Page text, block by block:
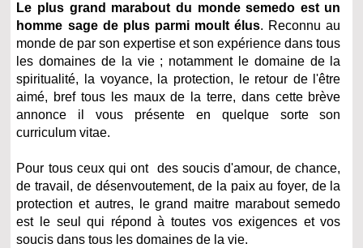
Le plus grand marabout du monde semedo est un
homme sage de plus parmi moult élus. Reconnu au
monde de par son expertise et son expérience dans tous
les domaines de la vie ; notamment le domaine de la
spiritualité, la voyance, la protection, le retour de l'être
aimé, bref tous les maux de la terre, dans cette brève
annonce il vous présente en quelque sorte son
curriculum vitae.
Pour tous ceux qui ont des soucis d'amour, de chance,
de travail, de désenvoutement, de la paix au foyer, de la
protection et autres, le grand maitre marabout semedo
est le seul qui répond à toutes vos exigences et vos
soucis dans tous les domaines de la vie.